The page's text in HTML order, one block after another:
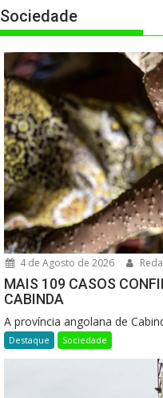
Sociedade
4 de Agosto de 2026
MAIS 109 CASOS
CABINDA
A província angolana de
Destaque Sociedade